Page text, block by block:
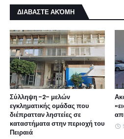
ΔΙΑΒΑΣΤΕ ΑΚΌΜΗ
Σύλληψη -2- μελών
εγκληματικής ομάδας που
διέπρατταν ληστείες σε
καταστήματα στην περιοχή του
Πειραιά